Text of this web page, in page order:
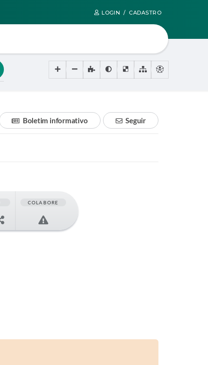
LOGIN / CADASTRO
Seguir
Boletim informativo
COLABORE